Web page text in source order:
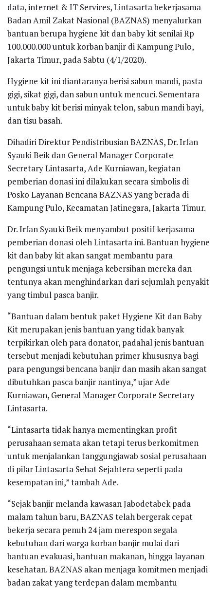
data, internet & IT Services, Lintasarta bekerjasama
Badan Amil Zakat Nasional (BAZNAS) menyalurkan
bantuan berupa hygiene kit dan baby kit senilai Rp
100.000.000 untuk korban banjir di Kampung Pulo,
Jakarta Timur, pada Sabtu (4/1/2020).
Hygiene kit ini diantaranya berisi sabun mandi, pasta
gigi, sikat gigi, dan sabun untuk mencuci. Sementara
untuk baby kit berisi minyak telon, sabun mandi bayi,
dan tisu basah.
Dihadiri Direktur Pendistribusian BAZNAS, Dr. Irfan
Syauki Beik dan General Manager Corporate
Secretary Lintasarta, Ade Kurniawan, kegiatan
pemberian donasi ini dilakukan secara simbolis di
Posko Layanan Bencana BAZNAS yang berada di
Kampung Pulo, Kecamatan Jatinegara, Jakarta Timur.
Dr. Irfan Syauki Beik menyambut positif kerjasama
pemberian donasi oleh Lintasarta ini. Bantuan hygiene
kit dan baby kit akan sangat membantu para
pengungsi untuk menjaga kebersihan mereka dan
tentunya akan menghindarkan dari sejumlah penyakit
yang timbul pasca banjir.
“Bantuan dalam bentuk paket Hygiene Kit dan Baby
Kit merupakan jenis bantuan yang tidak banyak
terpikirkan oleh para donator, padahal jenis bantuan
tersebut menjadi kebutuhan primer khususnya bagi
para pengungsi bencana banjir dan masih akan sangat
dibutuhkan pasca banjir nantinya,” ujar Ade
Kurniawan, General Manager Corporate Secretary
Lintasarta.
“Lintasarta tidak hanya mementingkan profit
perusahaan semata akan tetapi terus berkomitmen
untuk menjalankan tanggungjawab sosial perusahaan
di pilar Lintasarta Sehat Sejahtera seperti pada
kesempatan ini,” tambah Ade.
“Sejak banjir melanda kawasan Jabodetabek pada
malam tahun baru, BAZNAS telah bergerak cepat
bekerja secara penuh 24 jam merespon segala
kebutuhan dari warga korban banjir mulai dari
bantuan evakuasi, bantuan makanan, hingga layanan
kesehatan. BAZNAS akan menjaga komitmen menjadi
badan zakat yang terdepan dalam membantu